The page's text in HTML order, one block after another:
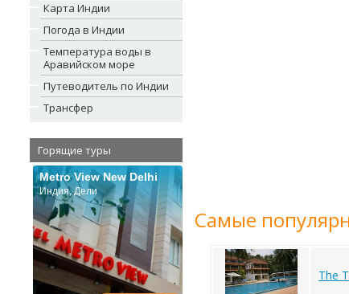
Карта Индии
Погода в Индии
Температура воды в
Аравийском море
Путеводитель по Индии
Трансфер
Горящие туры
Metro View New Delhi
Индия, Дели
Самые
The